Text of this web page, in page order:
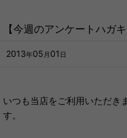
【今週のアンケートハガ
2013年05 月 01 日
いつも当店をご利用いただき
す。